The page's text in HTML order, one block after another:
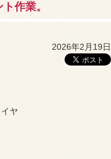
作業。
2026年2月19日
ヤ